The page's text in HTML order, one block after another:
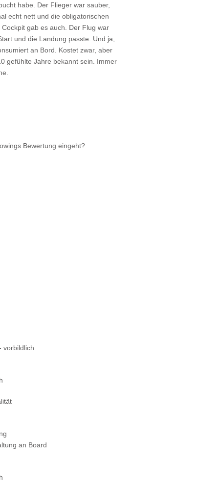
habe. Der Flieger war sauber,
echt nett und die obligatorischen
Cockpit gab es auch. Der Flug war
und die Landung passte. Und ja,
an Bord. Kostet zwar, aber
gefühlte Jahre bekannt sein. Immer
Bewertung eingeht?
an Board